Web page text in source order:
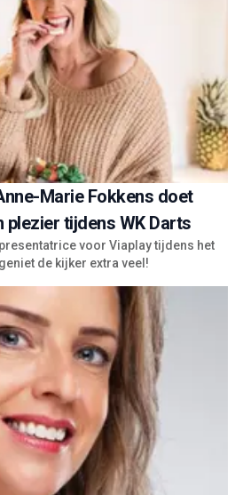
Marie Fokkens doet
tijdens WK Darts
voor Viaplay tijdens het
de kijker extra veel!